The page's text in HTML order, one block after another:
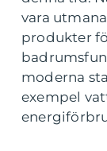
vara
produkter
moderna
exempel